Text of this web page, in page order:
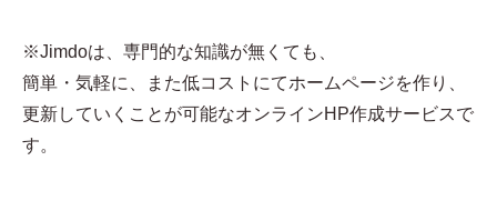
※Jimdoは、専門的な知識が無くても、
簡単・気軽に、また低コストにてホームページを作り、
更新していくことが可能なオンラインHP作成サービスで
す。